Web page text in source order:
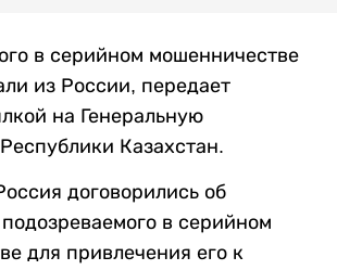
в серийном мошенничестве
из России, передает
на Генеральную
Казахстан.
договорились об
в серийном
для привлечения его к